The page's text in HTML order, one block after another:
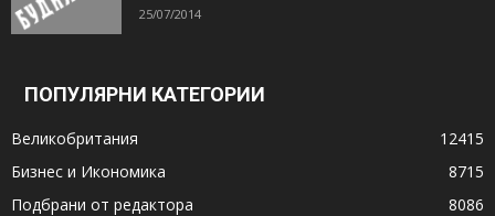
25/07/2014
ПОПУЛЯРНИ КАТЕГОРИИ
Великобритания
12415
Бизнес и Икономика
8715
Подбрани от редактора
8086